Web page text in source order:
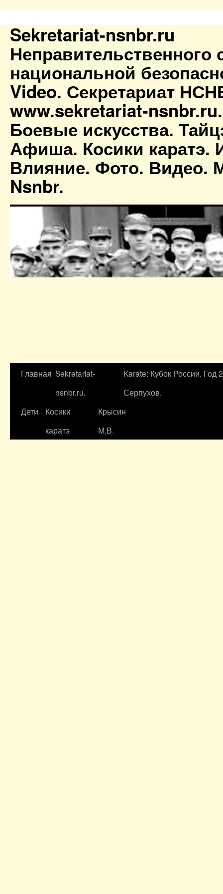
Sekretariat-nsnbr.ru
Неправительственного
национальной
Video. Секретариат
www.sekretariat-
Боевые искусства.
Афиша. Косики каратэ.
Влияние. Фото. Видео.
Nsnbr.
Главная Sekretariat-
nsnbr.ru.
Karate: Кубок России. Год
Серпухов.
Дети
Косики
каратэ
Крысин
М.В.